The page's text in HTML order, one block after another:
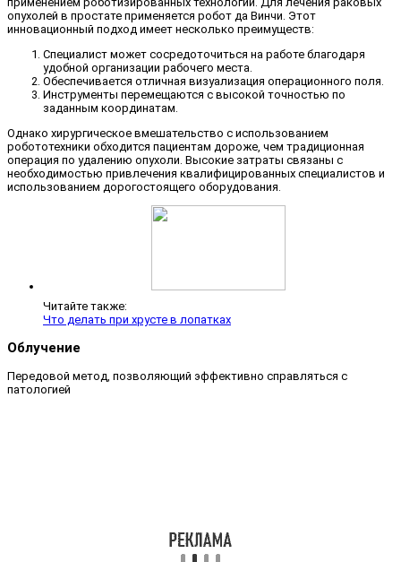
опухолей в простате применяется робот да Винчи. Этот
инновационный подход имеет несколько преимуществ:
Специалист может сосредоточиться на работе благодаря
удобной организации рабочего места.
Обеспечивается отличная визуализация операционного поля.
Инструменты перемещаются с высокой точностью по
заданным координатам.
Однако хирургическое вмешательство с использованием
робототехники обходится пациентам дороже, чем традиционная
операция по удалению опухоли. Высокие затраты связаны с
необходимостью привлечения квалифицированных специалистов и
использованием дорогостоящего оборудования.
Читайте также:
Что делать при хрусте в лопатках
Облучение
Передовой метод, позволяющий эффективно справляться с
патологией